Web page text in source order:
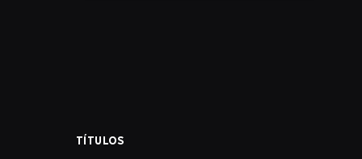
TÍTULOS